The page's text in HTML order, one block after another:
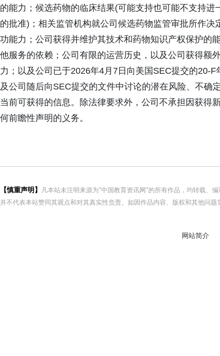
的能力；候选药物的临床结果(可能支持也可能不支持
的批准)；相关监管机构就公司候选药物监管审批所作
功能力；公司获得并维护其技术和药物知识产权保护的
他服务的依赖；公司有限的运营历史，以及公司获得额
力；以及公司已于2026年4月7日向美国SEC提交的20-
及公司随后向SEC提交的文件中讨论的潜在风险、不确
当前可获得的信息。除法律要求外，公司不承担因获得
何前瞻性声明的义务。
【慎重声明】
凡本站未注明来源为"中国教育资讯网"的所有作品，均转载、
并不代表本站赞同其观点和对其真实性负责。如因作品内容、版权和其他问
网站简介